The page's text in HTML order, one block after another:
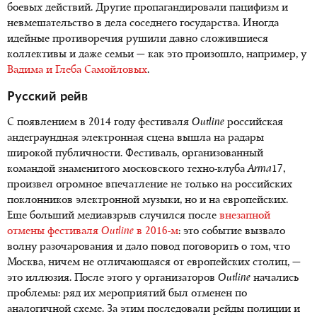
боевых действий. Другие пропагандировали пацифизм и
невмешательство в дела соседнего государства. Иногда
идейные противоречия рушили давно сложившиеся
коллективы и даже семьи — как это произошло, например, у
Вадима и Глеба Самойловых.
Русский рейв
С появлением в 2014 году фестиваля Outline российская
андеграундная электронная сцена вышла на радары
широкой публичности. Фестиваль, организованный
командой знаменитого московского техно-клубаArma17,
произвел огромное впечатление не только на российских
поклонников электронной музыки, но и на европейских.
Еще больший медиавзрыв случился после внезапной
отмены фестиваля Outline в 2016-м: это событие вызвало
волну разочарования и дало повод поговорить о том, что
Москва, ничем не отличающаяся от европейских столиц, —
это иллюзия. После этого у организаторов Outline начались
проблемы: ряд их мероприятий был отменен по
аналогичной схеме. За этим последовали рейды полиции и